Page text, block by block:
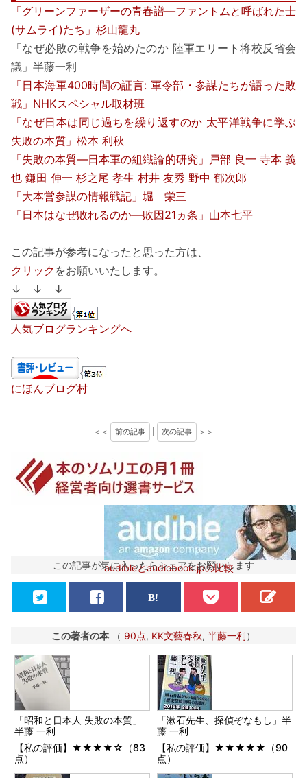
「グリーンファーザーの青春譜―ファントムと呼ばれた士
(サムライ)たち」杉山龍丸
「なぜ必敗の戦争を始めたのか 陸軍エリート将校反省会
議」半藤一利
「日本海軍400時間の証言: 軍令部・参謀たちが語った敗
戦」NHKスペシャル取材班
「なぜ日本は同じ過ちを繰り返すのか 太平洋戦争に学ぶ
失敗の本質」松本 利秋
「失敗の本質―日本軍の組織論的研究」戸部 良一 寺本 義
也 鎌田 伸一 杉之尾 孝生 村井 友秀 野中 郁次郎
「大本営参謀の情報戦記」堀 栄三
「日本はなぜ敗れるのか―敗因21ヵ条」山本七平
この記事が参考になったと思った方は、
クリック をお願いいたします。
↓ ↓ ↓
人気ブログランキングへ
にほんブログ村
＜＜ 前の記事 次の記事 ＞＞
audibleとaudiobook.jpの比較
この記事が気に入ったらシェアをお願いします
この著者の本 （ 90点, KK文藝春秋, 半藤一利）
「昭和と日本人 失敗の本質」
半藤 一利
【私の評価】★★★★☆（83
点）
「漱石先生、探偵ぞなもし」半
藤 一利
【私の評価】★★★★★（90
点）